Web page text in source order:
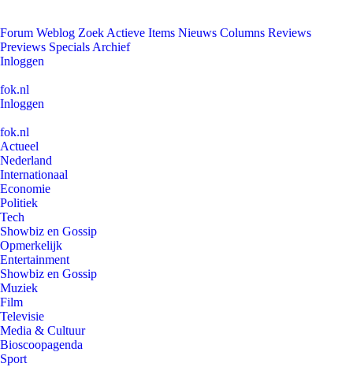
Forum Weblog Zoek Actieve Items Nieuws Columns Reviews
Previews Specials Archief
Inloggen
fok.nl
Inloggen
fok.nl
Actueel
Nederland
Internationaal
Economie
Politiek
Tech
Showbiz en Gossip
Opmerkelijk
Entertainment
Showbiz en Gossip
Muziek
Film
Televisie
Media & Cultuur
Bioscoopagenda
Sport